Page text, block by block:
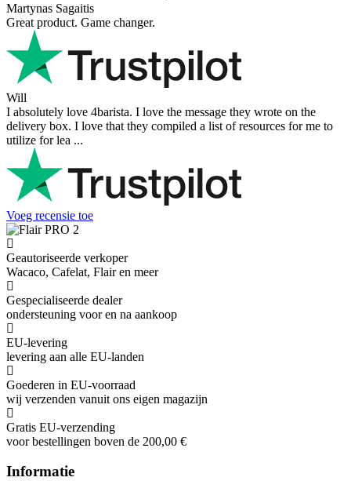
Martynas Sagaitis
Great product. Game changer.
Will
I absolutely love 4barista. I love the message they wrote on the
delivery box. I love that they compiled a list of resources for me to
utilize for lea ...
Voeg recensie toe
Geautoriseerde verkoper
Wacaco, Cafelat, Flair en meer
Gespecialiseerde dealer
ondersteuning voor en na aankoop
EU-levering
levering aan alle EU-landen
Goederen in EU-voorraad
wij verzenden vanuit ons eigen magazijn
Gratis EU-verzending
voor bestellingen boven de 200,00 €
Informatie